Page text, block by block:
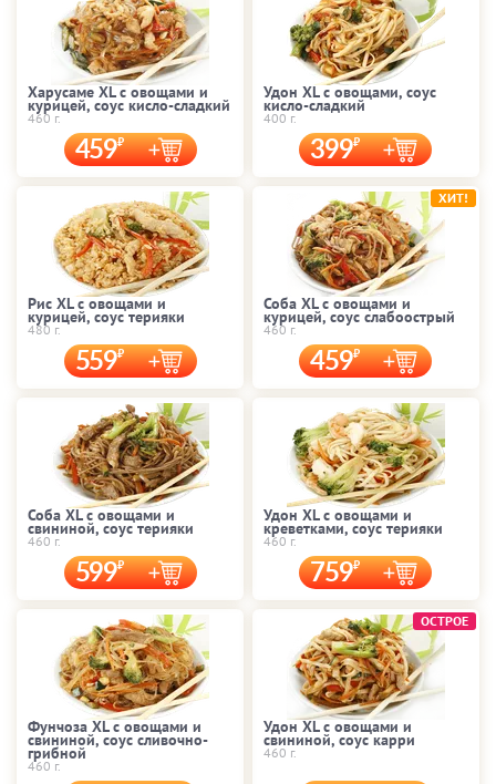
Харусаме XL с овощами и
курицей, соус кисло-сладкий
460 г.
459
Удон XL с овощами, соус
кисло-сладкий
400 г.
399
Рис XL с овощами и
курицей, соус терияки
480 г.
559
Соба XL с овощами и
курицей, соус слабоострый
460 г.
459
ХИТ!
Соба XL с овощами и
свининой, соус терияки
460 г.
599
Удон XL с овощами и
креветками, соус терияки
460 г.
759
Фунчоза XL с овощами и
свининой, соус сливочно-
грибной
460 г.
Удон XL с овощами и
свининой, соус карри
460 г.
ОСТРОЕ